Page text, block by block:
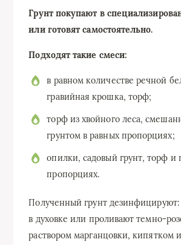
Грунт покупают в
или готовят самостоятельно.
Подходят такие смеси:
в равном количестве речной
гравийная крошка, торф;
торф из хвойного леса,
грунтом в равных пропорциях;
опилки, садовый грунт, торф и
пропорциях.
Полученный грунт
в духовке или проливают темно-
раствором марганцовки, кипятком